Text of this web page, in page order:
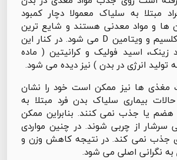
مبتلا به سلیاک معمولا دچار کمبود
ها و مواد معدنی هستند و شایع ترین
موارد شامل B۱۲، کلسیم و ویتامین D می شود. در کنار این
زینک، اسید فولیک و کرانیتین ( ماده
تولید انرژی در بدن ) نیز دیده می شود.
مغذی ها نیز ممکن است خود را نشان
بیماری سلیاک بدن فرد مبتلا به
هضم یا جذب نمی کنند. بنابراین ممکن
سرشار از چربی شوند. در چنین مواردی
جذب نمی کند. در نتیجه کاهش وزن و
نگرانی اصلی می شود.